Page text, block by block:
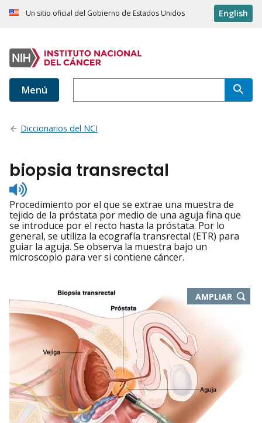
Un sitio oficial del Gobierno de Estados Unidos English
Menú
Diccionarios del NCI
biopsia transrectal
Listen
to
pronunciation
Procedimiento por el que se extrae una muestra de
tejido de la próstata por medio de una aguja fina que
se introduce por el recto hasta la próstata. Por lo
general, se utiliza la ecografía transrectal (ETR) para
guiar la aguja. Se observa la muestra bajo un
microscopio para ver si contiene cáncer.
AMPLIAR-
ABRE